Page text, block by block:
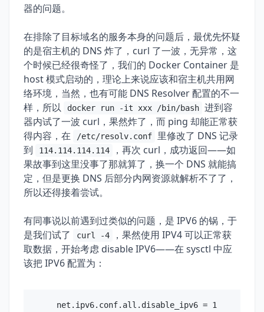
器的问题。
在排除了目标域名的服务本身的问题后，最优先怀疑
的是宿主机的 DNS 炸了，curl 了一波，无异常，这
个时候已经很奇怪了，我们的 Docker Container 是
host 模式启动的，理论上来说应该和宿主机共用网
络环境，当然，也有可能 DNS Resolver 配置的不一
样，所以
docker run -it xxx /bin/bash 进到容
器内试了一波 curl，果然炸了，而 ping 却能正常获
得内容，在
/etc/resolv.conf
里修改了 DNS 记录
到
114.114.114.114
，再次 curl，成功返回——如
果故事到这里没事了那就算了，换一个 DNS 就能搞
定，但是更换 DNS 后部分内网资源就解析不了了，
所以还得接着尝试。
有同事说以前遇到过类似的问题，是 IPV6 的锅，于
是我们试了
curl -4
，果然使用 IPV4 可以正常获
取数据，开始考虑 disable IPV6——在 sysctl 中应
该把 IPV6 配置为：
net.ipv6.conf.all.disable_ipv6 = 1